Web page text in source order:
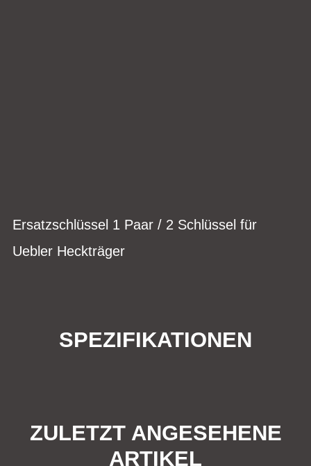
Ersatzschlüssel 1 Paar / 2 Schlüssel für
Uebler Heckträger
SPEZIFIKATIONEN
ZULETZT ANGESEHENE
ARTIKEL